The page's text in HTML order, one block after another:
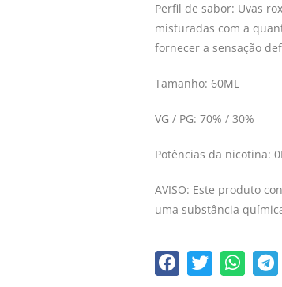
Perfil de sabor: Uvas
misturadas com a
fornecer a sensação
Tamanho: 60ML
VG / PG: 70% / 30%
Potências da nicotina:
AVISO: Este produto
uma substância